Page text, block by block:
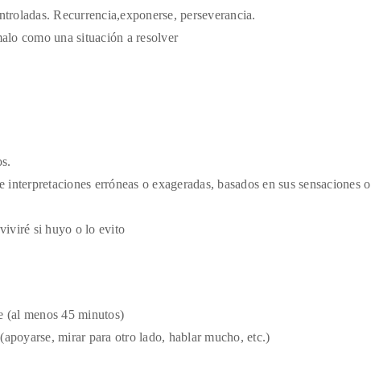
Recurrencia,exponerse, perseverancia.
como una situación a resolver
erróneas o exageradas, basados en sus sensaciones o
si huyo o lo evito
(al menos 45 minutos)
mirar para otro lado, hablar mucho, etc.)